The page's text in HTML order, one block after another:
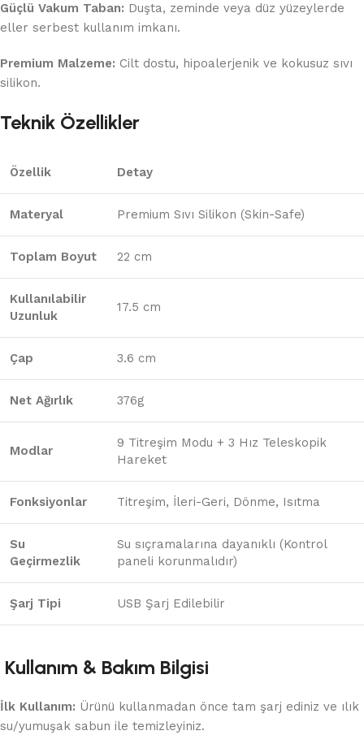
Güçlü Vakum Taban: Duşta, zeminde veya düz yüzeylerde
eller serbest kullanım imkanı.
Premium Malzeme: Cilt dostu, hipoalerjenik ve kokusuz sıvı
silikon.
Teknik Özellikler
Özellik Detay
Materyal Premium Sıvı Silikon (Skin-Safe)
Toplam Boyut 22 cm
Kullanılabilir
Uzunluk
17.5 cm
Çap 3.6 cm
Net Ağırlık 376g
Modlar
9 Titreşim Modu + 3 Hız Teleskopik
Hareket
Fonksiyonlar Titreşim, İleri-Geri, Dönme, Isıtma
Su
Geçirmezlik
Su sıçramalarına dayanıklı (Kontrol
paneli korunmalıdır)
Şarj Tipi USB Şarj Edilebilir
Kullanım & Bakım Bilgisi
İlk Kullanım: Ürünü kullanmadan önce tam şarj ediniz ve ılık
su/yumuşak sabun ile temizleyiniz.